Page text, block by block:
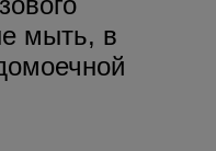
мыть, в